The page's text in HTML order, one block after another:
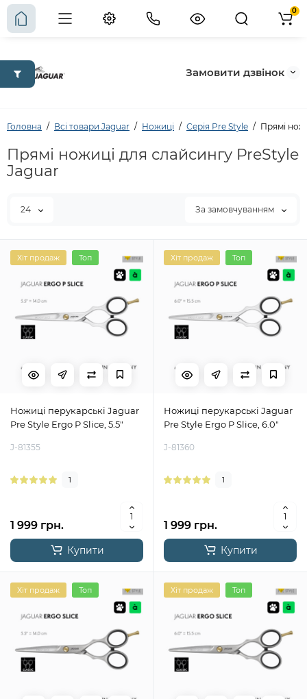
Замовити дзвінок
0
Головна Всі товари Jaguar Ножиці Серія Pre Style Прямі
Прямі ножиці для слайсингу PreStyle
Jaguar
24 За замовчуванням
Хіт продаж Топ
Ножиці перукарські Jaguar
Pre Style Ergo P Slice, 5.5"
J-81355
1
1 999 грн.
Купити
Хіт продаж Топ
Ножиці перукарські Jaguar
Pre Style Ergo P Slice, 6.0"
J-81360
1
1 999 грн.
Купити
Хіт продаж Топ Хіт продаж Топ